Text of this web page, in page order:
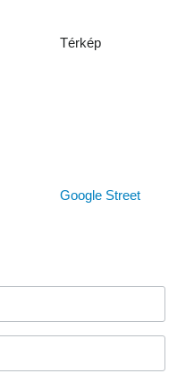
Térkép
Google Street